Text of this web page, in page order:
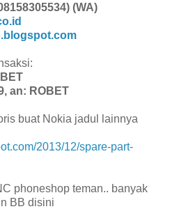
(WA)
an: ROBET
buat Nokia jadul lainnya
2013/12/spare-part-
phoneshop teman.. banyak
BB disini